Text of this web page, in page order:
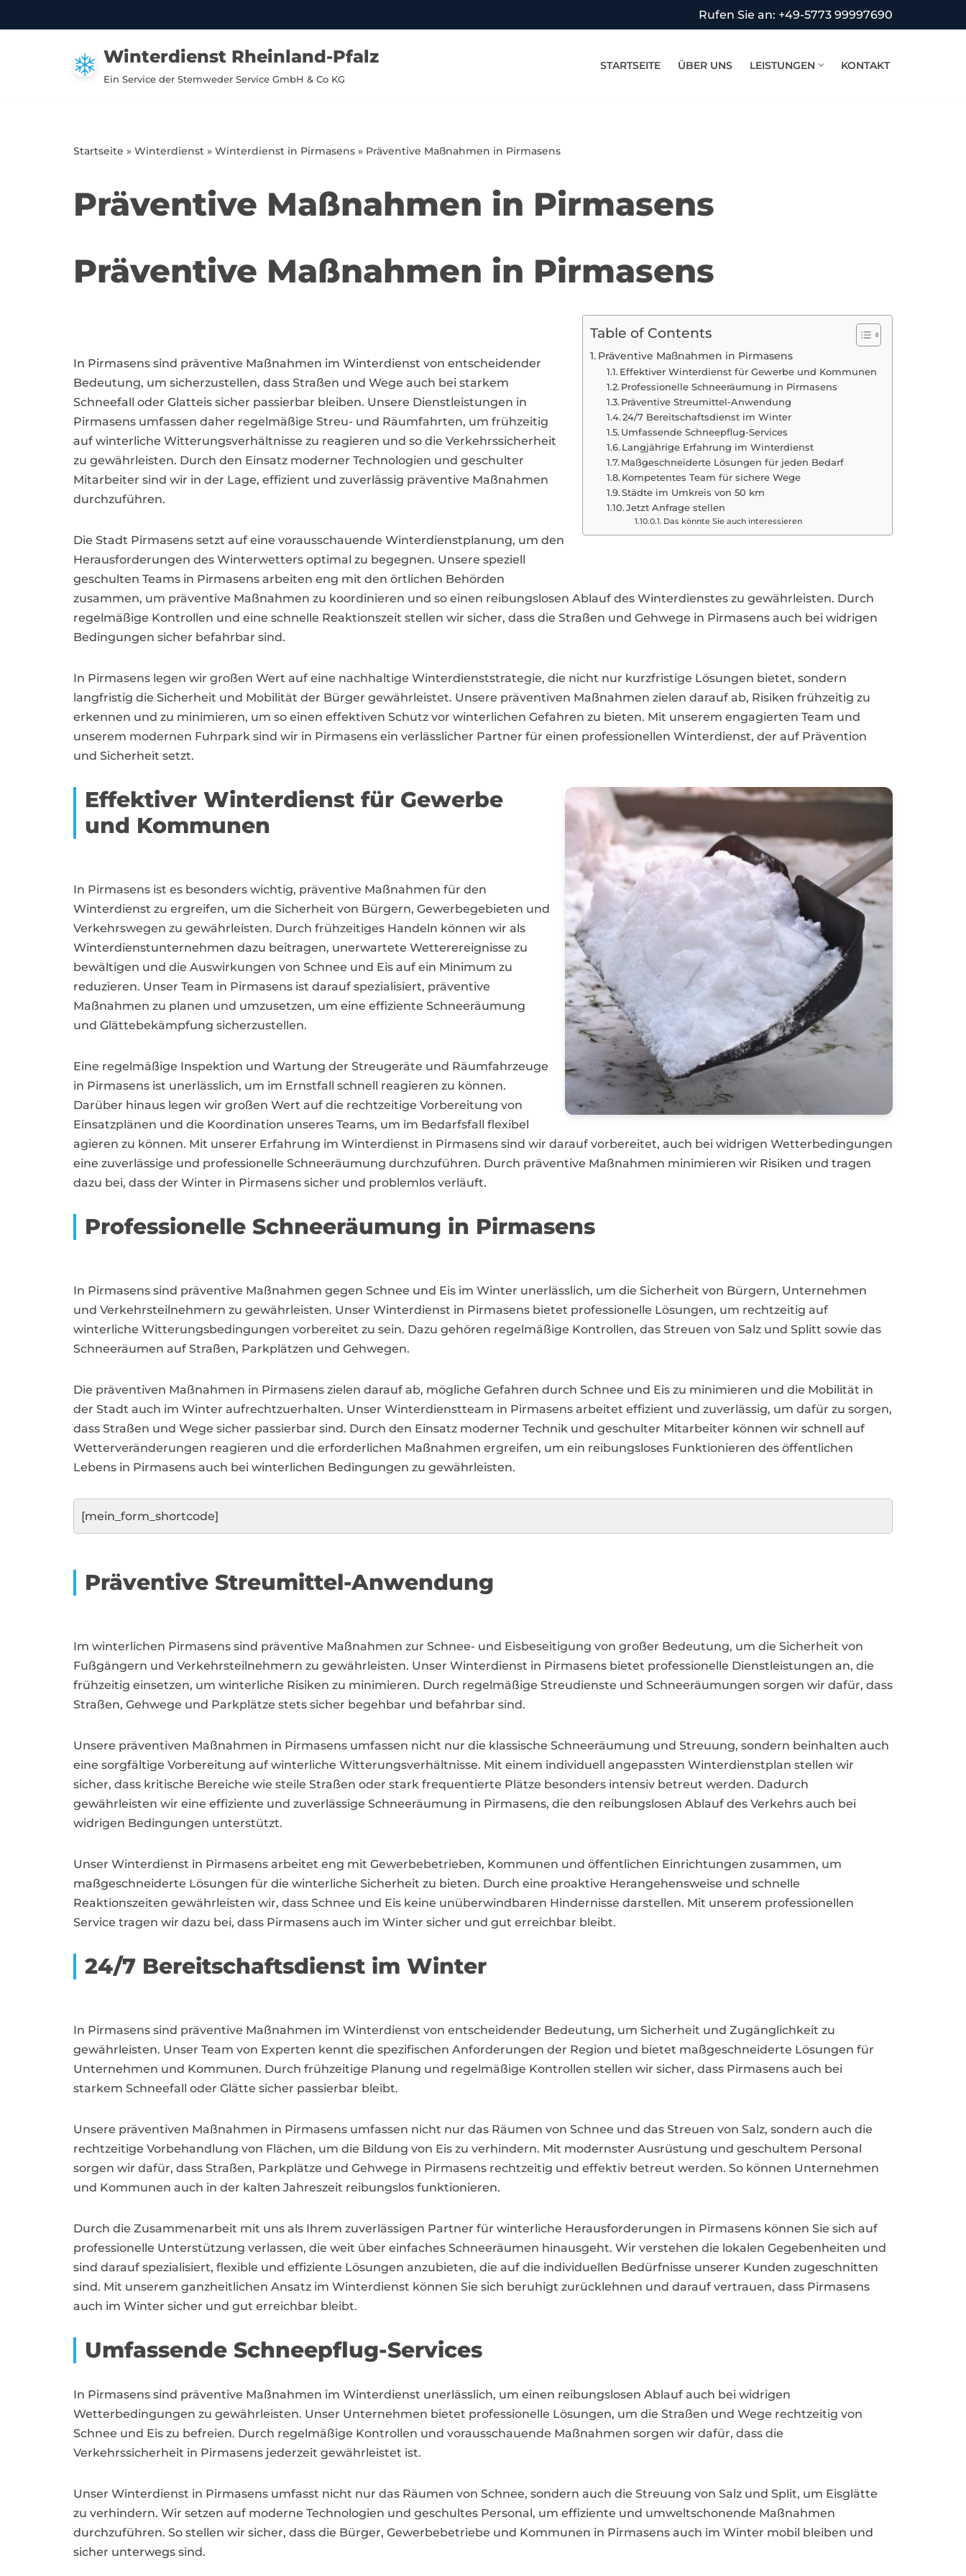
Rufen Sie an: +49-5773 99997690
Winterdienst Rheinland-Pfalz
Ein Service der Stemweder Service GmbH & Co KG
STARTSEITE ÜBER UNS LEISTUNGEN KONTAKT
Startseite » Winterdienst » Winterdienst in Pirmasens » Präventive Maßnahmen in Pirmasens
Präventive Maßnahmen in Pirmasens
Präventive Maßnahmen in Pirmasens
Table of Contents
Präventive Maßnahmen in Pirmasens
Effektiver Winterdienst für Gewerbe und Kommunen
Professionelle Schneeräumung in Pirmasens
Präventive Streumittel-Anwendung
24/7 Bereitschaftsdienst im Winter
Umfassende Schneepflug-Services
Langjährige Erfahrung im Winterdienst
Maßgeschneiderte Lösungen für jeden Bedarf
Kompetentes Team für sichere Wege
Städte im Umkreis von 50 km
Jetzt Anfrage stellen
Das könnte Sie auch interessieren
In Pirmasens sind präventive Maßnahmen im Winterdienst von entscheidender
Bedeutung, um sicherzustellen, dass Straßen und Wege auch bei starkem
Schneefall oder Glatteis sicher passierbar bleiben. Unsere Dienstleistungen in
Pirmasens umfassen daher regelmäßige Streu- und Räumfahrten, um frühzeitig
auf winterliche Witterungsverhältnisse zu reagieren und so die Verkehrssicherheit
zu gewährleisten. Durch den Einsatz moderner Technologien und geschulter
Mitarbeiter sind wir in der Lage, effizient und zuverlässig präventive Maßnahmen
durchzuführen.
Die Stadt Pirmasens setzt auf eine vorausschauende Winterdienstplanung, um den
Herausforderungen des Winterwetters optimal zu begegnen. Unsere speziell
geschulten Teams in Pirmasens arbeiten eng mit den örtlichen Behörden
zusammen, um präventive Maßnahmen zu koordinieren und so einen reibungslosen Ablauf des Winterdienstes zu gewährleisten. Durch
regelmäßige Kontrollen und eine schnelle Reaktionszeit stellen wir sicher, dass die Straßen und Gehwege in Pirmasens auch bei widrigen
Bedingungen sicher befahrbar sind.
In Pirmasens legen wir großen Wert auf eine nachhaltige Winterdienststrategie, die nicht nur kurzfristige Lösungen bietet, sondern
langfristig die Sicherheit und Mobilität der Bürger gewährleistet. Unsere präventiven Maßnahmen zielen darauf ab, Risiken frühzeitig zu
erkennen und zu minimieren, um so einen effektiven Schutz vor winterlichen Gefahren zu bieten. Mit unserem engagierten Team und
unserem modernen Fuhrpark sind wir in Pirmasens ein verlässlicher Partner für einen professionellen Winterdienst, der auf Prävention
und Sicherheit setzt.
Effektiver Winterdienst für Gewerbe
und Kommunen
In Pirmasens ist es besonders wichtig, präventive Maßnahmen für den
Winterdienst zu ergreifen, um die Sicherheit von Bürgern, Gewerbegebieten und
Verkehrswegen zu gewährleisten. Durch frühzeitiges Handeln können wir als
Winterdienstunternehmen dazu beitragen, unerwartete Wetterereignisse zu
bewältigen und die Auswirkungen von Schnee und Eis auf ein Minimum zu
reduzieren. Unser Team in Pirmasens ist darauf spezialisiert, präventive
Maßnahmen zu planen und umzusetzen, um eine effiziente Schneeräumung
und Glättebekämpfung sicherzustellen.
Eine regelmäßige Inspektion und Wartung der Streugeräte und Räumfahrzeuge
in Pirmasens ist unerlässlich, um im Ernstfall schnell reagieren zu können.
Darüber hinaus legen wir großen Wert auf die rechtzeitige Vorbereitung von
Einsatzplänen und die Koordination unseres Teams, um im Bedarfsfall flexibel
agieren zu können. Mit unserer Erfahrung im Winterdienst in Pirmasens sind wir darauf vorbereitet, auch bei widrigen Wetterbedingungen
eine zuverlässige und professionelle Schneeräumung durchzuführen. Durch präventive Maßnahmen minimieren wir Risiken und tragen
dazu bei, dass der Winter in Pirmasens sicher und problemlos verläuft.
Professionelle Schneeräumung in Pirmasens
In Pirmasens sind präventive Maßnahmen gegen Schnee und Eis im Winter unerlässlich, um die Sicherheit von Bürgern, Unternehmen
und Verkehrsteilnehmern zu gewährleisten. Unser Winterdienst in Pirmasens bietet professionelle Lösungen, um rechtzeitig auf
winterliche Witterungsbedingungen vorbereitet zu sein. Dazu gehören regelmäßige Kontrollen, das Streuen von Salz und Splitt sowie das
Schneeräumen auf Straßen, Parkplätzen und Gehwegen.
Die präventiven Maßnahmen in Pirmasens zielen darauf ab, mögliche Gefahren durch Schnee und Eis zu minimieren und die Mobilität in
der Stadt auch im Winter aufrechtzuerhalten. Unser Winterdienstteam in Pirmasens arbeitet effizient und zuverlässig, um dafür zu sorgen,
dass Straßen und Wege sicher passierbar sind. Durch den Einsatz moderner Technik und geschulter Mitarbeiter können wir schnell auf
Wetterveränderungen reagieren und die erforderlichen Maßnahmen ergreifen, um ein reibungsloses Funktionieren des öffentlichen
Lebens in Pirmasens auch bei winterlichen Bedingungen zu gewährleisten.
[mein_form_shortcode]
Präventive Streumittel-Anwendung
Im winterlichen Pirmasens sind präventive Maßnahmen zur Schnee- und Eisbeseitigung von großer Bedeutung, um die Sicherheit von
Fußgängern und Verkehrsteilnehmern zu gewährleisten. Unser Winterdienst in Pirmasens bietet professionelle Dienstleistungen an, die
frühzeitig einsetzen, um winterliche Risiken zu minimieren. Durch regelmäßige Streudienste und Schneeräumungen sorgen wir dafür, dass
Straßen, Gehwege und Parkplätze stets sicher begehbar und befahrbar sind.
Unsere präventiven Maßnahmen in Pirmasens umfassen nicht nur die klassische Schneeräumung und Streuung, sondern beinhalten auch
eine sorgfältige Vorbereitung auf winterliche Witterungsverhältnisse. Mit einem individuell angepassten Winterdienstplan stellen wir
sicher, dass kritische Bereiche wie steile Straßen oder stark frequentierte Plätze besonders intensiv betreut werden. Dadurch
gewährleisten wir eine effiziente und zuverlässige Schneeräumung in Pirmasens, die den reibungslosen Ablauf des Verkehrs auch bei
widrigen Bedingungen unterstützt.
Unser Winterdienst in Pirmasens arbeitet eng mit Gewerbebetrieben, Kommunen und öffentlichen Einrichtungen zusammen, um
maßgeschneiderte Lösungen für die winterliche Sicherheit zu bieten. Durch eine proaktive Herangehensweise und schnelle
Reaktionszeiten gewährleisten wir, dass Schnee und Eis keine unüberwindbaren Hindernisse darstellen. Mit unserem professionellen
Service tragen wir dazu bei, dass Pirmasens auch im Winter sicher und gut erreichbar bleibt.
24/7 Bereitschaftsdienst im Winter
In Pirmasens sind präventive Maßnahmen im Winterdienst von entscheidender Bedeutung, um Sicherheit und Zugänglichkeit zu
gewährleisten. Unser Team von Experten kennt die spezifischen Anforderungen der Region und bietet maßgeschneiderte Lösungen für
Unternehmen und Kommunen. Durch frühzeitige Planung und regelmäßige Kontrollen stellen wir sicher, dass Pirmasens auch bei
starkem Schneefall oder Glätte sicher passierbar bleibt.
Unsere präventiven Maßnahmen in Pirmasens umfassen nicht nur das Räumen von Schnee und das Streuen von Salz, sondern auch die
rechtzeitige Vorbehandlung von Flächen, um die Bildung von Eis zu verhindern. Mit modernster Ausrüstung und geschultem Personal
sorgen wir dafür, dass Straßen, Parkplätze und Gehwege in Pirmasens rechtzeitig und effektiv betreut werden. So können Unternehmen
und Kommunen auch in der kalten Jahreszeit reibungslos funktionieren.
Durch die Zusammenarbeit mit uns als Ihrem zuverlässigen Partner für winterliche Herausforderungen in Pirmasens können Sie sich auf
professionelle Unterstützung verlassen, die weit über einfaches Schneeräumen hinausgeht. Wir verstehen die lokalen Gegebenheiten und
sind darauf spezialisiert, flexible und effiziente Lösungen anzubieten, die auf die individuellen Bedürfnisse unserer Kunden zugeschnitten
sind. Mit unserem ganzheitlichen Ansatz im Winterdienst können Sie sich beruhigt zurücklehnen und darauf vertrauen, dass Pirmasens
auch im Winter sicher und gut erreichbar bleibt.
Umfassende Schneepflug-Services
In Pirmasens sind präventive Maßnahmen im Winterdienst unerlässlich, um einen reibungslosen Ablauf auch bei widrigen
Wetterbedingungen zu gewährleisten. Unser Unternehmen bietet professionelle Lösungen, um die Straßen und Wege rechtzeitig von
Schnee und Eis zu befreien. Durch regelmäßige Kontrollen und vorausschauende Maßnahmen sorgen wir dafür, dass die
Verkehrssicherheit in Pirmasens jederzeit gewährleistet ist.
Unser Winterdienst in Pirmasens umfasst nicht nur das Räumen von Schnee, sondern auch die Streuung von Salz und Split, um Eisglätte
zu verhindern. Wir setzen auf moderne Technologien und geschultes Personal, um effiziente und umweltschonende Maßnahmen
durchzuführen. So stellen wir sicher, dass die Bürger, Gewerbebetriebe und Kommunen in Pirmasens auch im Winter mobil bleiben und
sicher unterwegs sind.